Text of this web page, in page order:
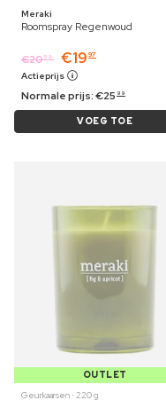
Meraki
Roomspray Regenwoud
€2059 €19 97
Actieprijs
Normale prijs:€25 99
VOEG TOE
OUTLET
Geurkaarsen ⋅ 220 g